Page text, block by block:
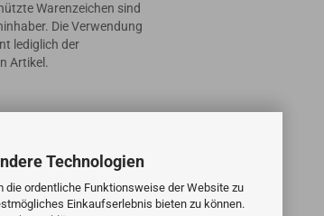
Technologien
die ordentliche Funktionsweise der Website zu
Einkaufserlebnis bieten zu können.
Warenzeichen sind
Die Verwendung
lediglich der
Artikel.